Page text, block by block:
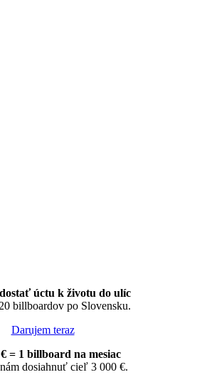
úctu k životu do ulíc
billboardov po Slovensku.
Darujem teraz
= 1 billboard na mesiac
dosiahnuť cieľ 3 000 €.